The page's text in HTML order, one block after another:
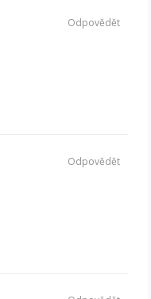
Odpovědět
Odpovědět